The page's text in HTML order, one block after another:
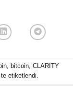
, bitcoin,CLARITY
te etiketlendi.